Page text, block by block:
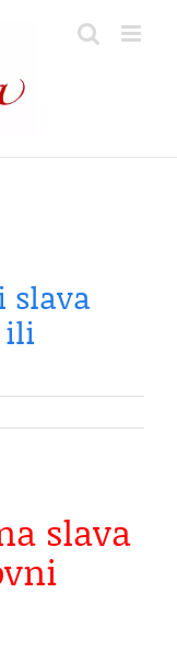
slava
ili
slava